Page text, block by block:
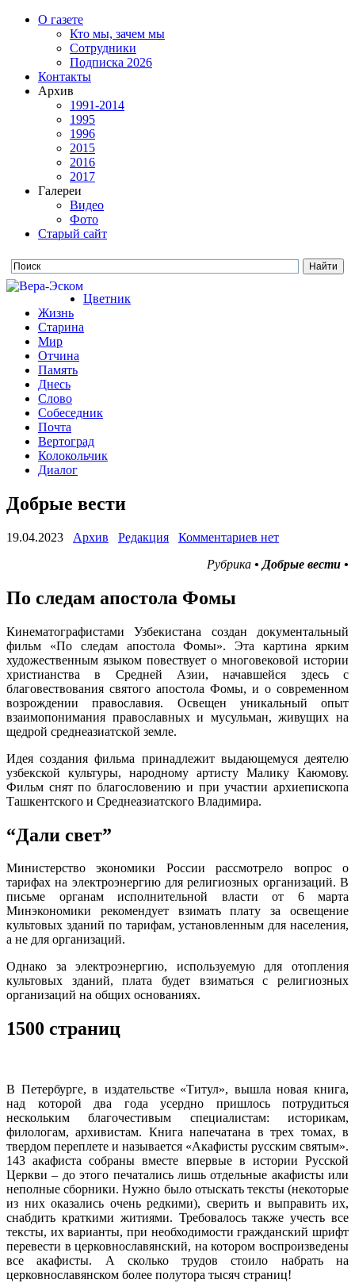
О газете
Кто мы, зачем мы
Сотрудники
Подписка 2026
Контакты
Архив
1991-2014
1995
1996
2015
2016
2017
Галереи
Видео
Фото
Старый сайт
Цветник
Жизнь
Старина
Мир
Отчина
Память
Днесь
Слово
Собеседник
Почта
Вертоград
Колокольчик
Диалог
Добрые вести
19.04.2023 Архив Редакция
Комментариев нет
Рубрика • Добрые вести •
По следам апостола Фомы
Кинематографистами Узбекистана создан документальный
фильм «По следам апостола Фомы». Эта картина ярким
художественным языком повествует о многовековой истории
христианства в Средней Азии, начавшейся здесь с
благовествования святого апостола Фомы, и о современном
возрождении православия. Освещен уникальный опыт
взаимопонимания православных и мусульман, живущих на
щедрой среднеазиатской земле.
Идея создания фильма принадлежит выдающемуся деятелю
узбекской культуры, народному артисту Малику Каюмову.
Фильм снят по благословению и при участии архиепископа
Ташкентского и Среднеазиатского Владимира.
“Дали свет”
Министерство экономики России рассмотрело вопрос о
тарифах на электроэнергию для религиозных организаций. В
письме органам исполнительной власти от 6 марта
Минэкономики рекомендует взимать плату за освещение
культовых зданий по тарифам, установленным для населения,
а не для организаций.
Однако за электроэнергию, используемую для отопления
культовых зданий, плата будет взиматься с религиозных
организаций на общих основаниях.
1500 страниц
В Петербурге, в издательстве «Титул», вышла новая книга,
над которой два года усердно пришлось потрудиться
нескольким благочестивым специалистам: историкам,
филологам, архивистам. Книга напечатана в трех томах, в
твердом переплете и называется «Акафисты русским святым».
143 акафиста собраны вместе впервые в истории Русской
Церкви – до этого печатались лишь отдельные акафисты или
неполные сборники. Нужно было отыскать тексты (некоторые
из них оказались очень редкими), сверить и выправить их,
снабдить краткими житиями. Требовалось также учесть все
тексты, их варианты, при необходимости гражданский шрифт
перевести в церковнославянский, на котором воспроизведены
все акафисты. А сколько трудов стоило набрать на
церковнославянском более полутора тысяч страниц!